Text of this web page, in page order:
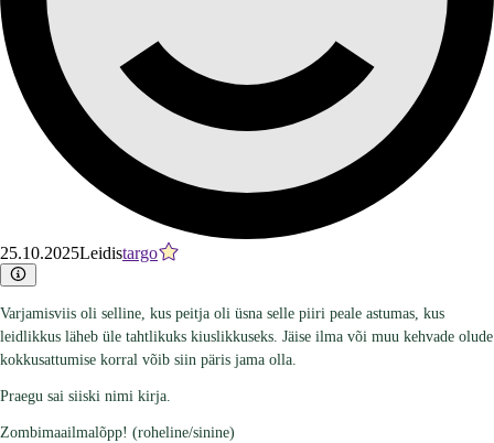
25.10.2025Leidistargo
Varjamisviis oli selline, kus peitja oli üsna selle piiri peale astumas, kus
leidlikkus läheb üle tahtlikuks kiuslikkuseks. Jäise ilma või muu kehvade olude
kokkusattumise korral võib siin päris jama olla.
Praegu sai siiski nimi kirja.
Zombimaailmalõpp! (roheline/sinine)